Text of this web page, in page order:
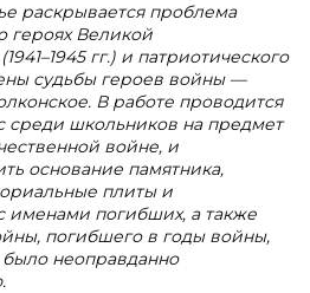
раскрывается проблема
героях Великой
гг.) и патриотического
судьбы героев войны —
В работе проводится
среди школьников на предмет
войне, и
основание памятника,
плиты и
именами погибших, а также
погибшего в годы войны,
было неоправданно